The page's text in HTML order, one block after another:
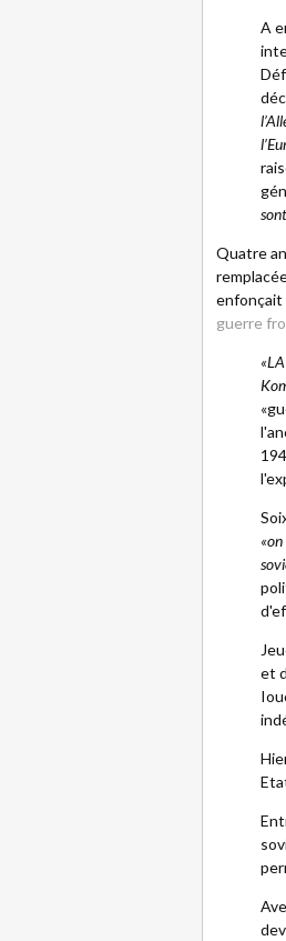
A
Quatre
enfonçait
guerre
et